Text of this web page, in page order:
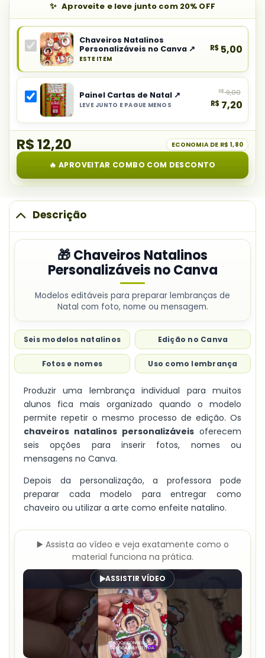
Aproveite e leve junto com 20% OFF
Produto
principal
do
combo:
Chaveiros
Natalinos
Personalizáveis
Canva
Chaveiros Natalinos
Personalizáveis no Canva ↗
ESTE ITEM
R$ 5,00
Selecionar
item
do
Cartas
de
Natal
Painel Cartas de Natal ↗
LEVE JUNTO E PAGUE MENOS
R$9,00
R$ 7,20
R$ 12,20 ECONOMIA DE R$ 1,80
🔥 APROVEITAR COMBO COM DESCONTO
Descrição
🎁 Chaveiros Natalinos
Personalizáveis no Canva
Modelos editáveis para preparar lembranças de
Natal com foto, nome ou mensagem.
Seis modelos natalinos Edição no Canva
Fotos e nomes Uso como lembrança
Produzir uma lembrança individual para muitos
alunos fica mais organizado quando o modelo
permite repetir o mesmo processo de edição. Os
chaveiros natalinos personalizáveis oferecem
seis opções para inserir fotos, nomes ou
mensagens no Canva.
Depois da personalização, a professora pode
preparar cada modelo para entregar como
chaveiro ou utilizar a arte como enfeite natalino.
▶️ Assista ao vídeo e veja exatamente como o
material funciona na prática.
ASSISTIR VÍDEO